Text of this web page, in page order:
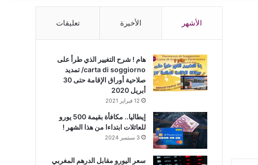
الأشهر الأخيرة تعليقات
هام ! شرح التغيير الذي طرأ على
carta di soggiorno/ تمديد
صلاحية أوراق الإقامة حتى 30
أبريل 2020
12 فبراير 2021
إيطاليا.. مكافأة بقيمة 500 يورو
للعائلات ابتداءا من هذا الشهر !
3 سبتمبر 2024
سعر اليورو مقابل الدرهم المغربي